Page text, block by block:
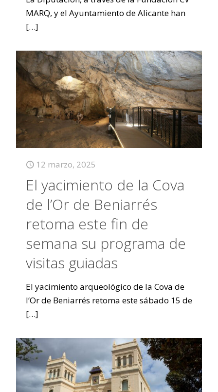
MARQ, y el Ayuntamiento de Alicante han
[…]
12 marzo, 2025
El yacimiento de la Cova
de l’Or de Beniarrés
retoma este fin de
semana su programa de
visitas guiadas
El yacimiento arqueológico de la Cova de
l’Or de Beniarrés retoma este sábado 15 de
[…]